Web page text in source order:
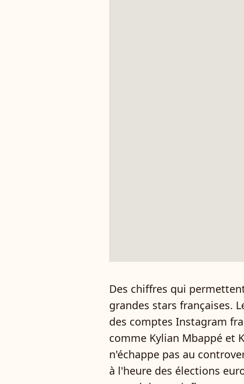
Des chiffres qui
grandes stars françaises.
des comptes Instagram
comme Kylian Mbappé et
n'échappe pas au
à l'heure des élections